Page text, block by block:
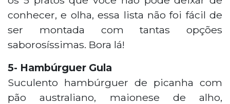
conhecer, e olha, essa lista não foi fácil de
ser montada com tantas opções
saborosíssimas. Bora lá!
5- Hambúrguer Gula
Suculento hambúrguer de picanha com
pão australiano, maionese de alho,